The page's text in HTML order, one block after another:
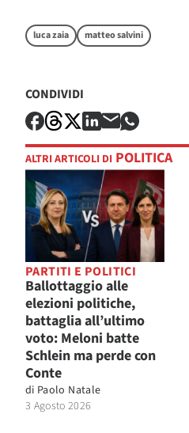
luca zaia matteo salvini
CONDIVIDI
ALTRI ARTICOLI DI POLITICA
PARTITI E POLITICI
Ballottaggio alle
elezioni politiche,
battaglia all’ultimo
voto: Meloni batte
Schlein ma perde con
Conte
di Paolo Natale
3 Agosto 2026